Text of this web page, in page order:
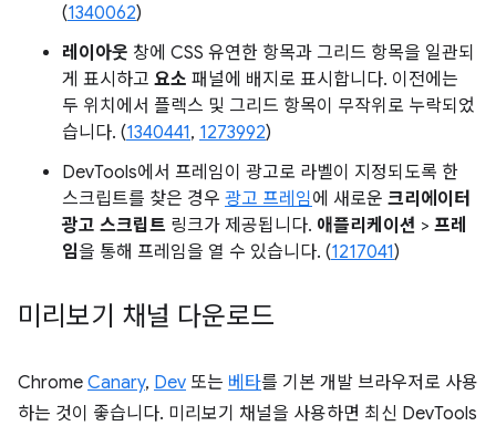
(1340062)
레이아웃 창에 CSS 유연한 항목과 그리드 항목을 일관되
게 표시하고 요소 패널에 배지로 표시합니다. 이전에는
두 위치에서 플렉스 및 그리드 항목이 무작위로 누락되었
습니다. (1340441, 1273992)
DevTools에서 프레임이 광고로 라벨이 지정되도록 한
스크립트를 찾은 경우 광고 프레임에 새로운 크리에이터
광고 스크립트 링크가 제공됩니다. 애플리케이션 > 프레
임을 통해 프레임을 열 수 있습니다. (1217041)
미리보기 채널 다운로드
Chrome Canary, Dev 또는 베타를 기본 개발 브라우저로 사용
하는 것이 좋습니다. 미리보기 채널을 사용하면 최신 DevTools